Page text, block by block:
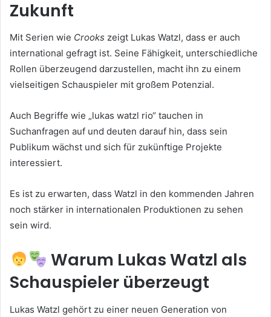
Zukunft
Mit Serien wie Crooks zeigt Lukas Watzl, dass er auch
international gefragt ist. Seine Fähigkeit, unterschiedliche
Rollen überzeugend darzustellen, macht ihn zu einem
vielseitigen Schauspieler mit großem Potenzial.
Auch Begriffe wie „lukas watzl rio“ tauchen in
Suchanfragen auf und deuten darauf hin, dass sein
Publikum wächst und sich für zukünftige Projekte
interessiert.
Es ist zu erwarten, dass Watzl in den kommenden Jahren
noch stärker in internationalen Produktionen zu sehen
sein wird.
Warum Lukas Watzl als
Schauspieler überzeugt
Lukas Watzl gehört zu einer neuen Generation von